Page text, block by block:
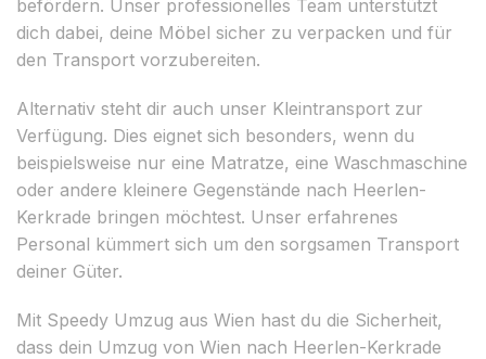
befördern. Unser professionelles Team unterstützt
dich dabei, deine Möbel sicher zu verpacken und für
den Transport vorzubereiten.
Alternativ steht dir auch unser Kleintransport zur
Verfügung. Dies eignet sich besonders, wenn du
beispielsweise nur eine Matratze, eine Waschmaschine
oder andere kleinere Gegenstände nach Heerlen-
Kerkrade bringen möchtest. Unser erfahrenes
Personal kümmert sich um den sorgsamen Transport
deiner Güter.
Mit Speedy Umzug aus Wien hast du die Sicherheit,
dass dein Umzug von Wien nach Heerlen-Kerkrade